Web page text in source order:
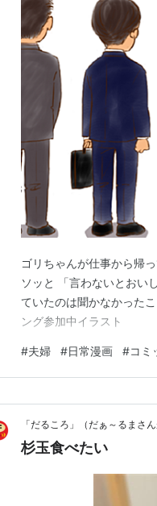
ゴリちゃんが仕事から帰
ソッと 「言わないとおい
ていたのは聞かなかった
ング参加中イラスト
#夫婦 #日常漫画 #コミ
「だるころ」（だぁ～るまさ
杉玉食べたい